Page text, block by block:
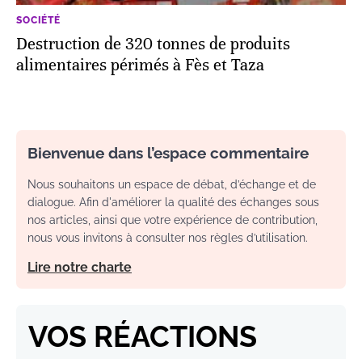
SOCIÉTÉ
Destruction de 320 tonnes de produits
alimentaires périmés à Fès et Taza
Bienvenue dans l’espace commentaire
Nous souhaitons un espace de débat, d’échange et de
dialogue. Afin d'améliorer la qualité des échanges sous
nos articles, ainsi que votre expérience de contribution,
nous vous invitons à consulter nos règles d’utilisation.
Lire notre charte
VOS RÉACTIONS